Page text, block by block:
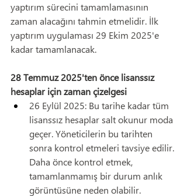
yaptırım sürecini tamamlamasının
zaman alacağını tahmin etmelidir. İlk
yaptırım uygulaması 29 Ekim 2025'e
kadar tamamlanacak.
28 Temmuz 2025'ten önce lisanssız
hesaplar için zaman çizelgesi
26 Eylül 2025: Bu tarihe kadar tüm
lisanssız hesaplar salt okunur moda
geçer. Yöneticilerin bu tarihten
sonra kontrol etmeleri tavsiye edilir.
Daha önce kontrol etmek,
tamamlanmamış bir durum anlık
görüntüsüne neden olabilir.